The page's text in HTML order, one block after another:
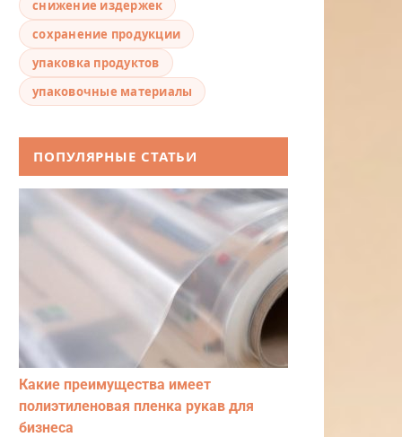
снижение издержек
сохранение продукции
упаковка продуктов
упаковочные материалы
ПОПУЛЯРНЫЕ СТАТЬИ
Какие преимущества имеет
полиэтиленовая пленка рукав для
бизнеса